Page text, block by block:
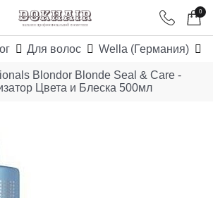
0
Для волос Wella (Германия)
Blondor Blonde Seal & Care -
Цвета и Блеска 500мл